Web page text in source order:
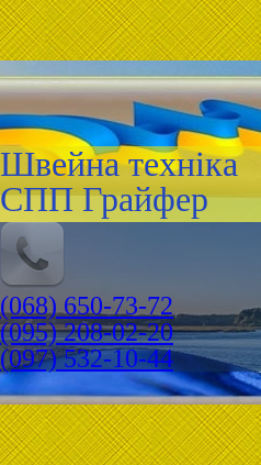
Швейна техніка
СПП Грайфер
(068) 650-73-72
(095) 208-02-20
(097) 532-10-44